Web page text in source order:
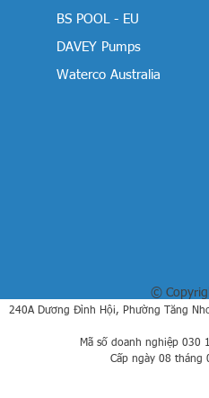
BS POOL - EU
DAVEY Pumps
Waterco Australia
©
240A Dương Đình Hội, Phường Tăng
Mã số doanh nghiệp 030
Cấp ngày 08 tháng